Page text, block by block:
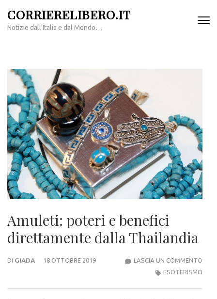
contenuto
CORRIERELIBERO.IT
Notizie dall'Italia e dal Mondo…
Amuleti: poteri e benefici
direttamente dalla Thailandia
DI GIADA 18 OTTOBRE 2019 LASCIA UN COMMENTO
ESOTERISMO